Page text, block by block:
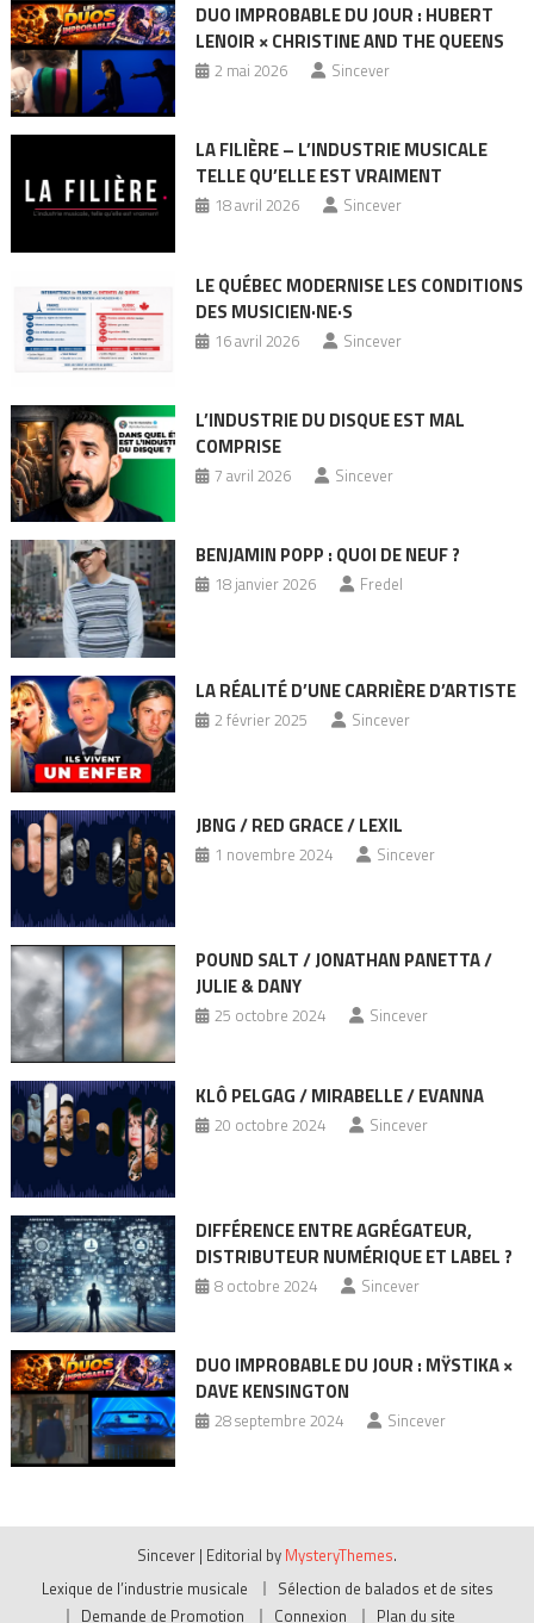
DUO IMPROBABLE DU JOUR : HUBERT
LENOIR × CHRISTINE AND THE QUEENS
2 mai 2026 Sincever
LA FILIÈRE – L’INDUSTRIE MUSICALE
TELLE QU’ELLE EST VRAIMENT
18 avril 2026 Sincever
LE QUÉBEC MODERNISE LES CONDITIONS
DES MUSICIEN·NE·S
16 avril 2026 Sincever
L’INDUSTRIE DU DISQUE EST MAL
COMPRISE
7 avril 2026 Sincever
BENJAMIN POPP : QUOI DE NEUF ?
18 janvier 2026 Fredel
LA RÉALITÉ D’UNE CARRIÈRE D’ARTISTE
2 février 2025 Sincever
JBNG / RED GRACE / LEXIL
1 novembre 2024 Sincever
POUND SALT / JONATHAN PANETTA /
JULIE & DANY
25 octobre 2024 Sincever
KLÔ PELGAG / MIRABELLE / EVANNA
20 octobre 2024 Sincever
DIFFÉRENCE ENTRE AGRÉGATEUR,
DISTRIBUTEUR NUMÉRIQUE ET LABEL ?
8 octobre 2024 Sincever
DUO IMPROBABLE DU JOUR : MŸSTIKA ×
DAVE KENSINGTON
28 septembre 2024 Sincever
Sincever | Editorial by MysteryThemes.
Lexique de l’industrie musicale
Sélection de balados et de sites
Demande de Promotion
Connexion Plan du site